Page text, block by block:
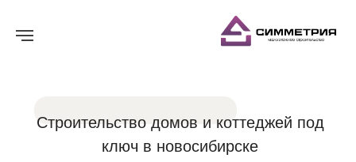
Строительство домов и коттеджей под
ключ в новосибирске